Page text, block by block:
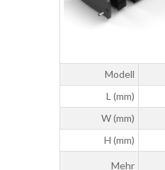
Modell
L (mm)
W (mm)
H (mm)
Mehr